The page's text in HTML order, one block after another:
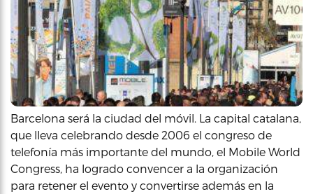
Barcelona será la ciudad del móvil. La capital catalana,
que lleva celebrando desde 2006 el congreso de
telefonía más importante del mundo, el Mobile World
Congress, ha logrado convencer a la organización
para retener el evento y convertirse además en la